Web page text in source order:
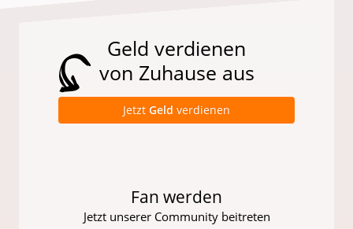
Geld verdienen
von Zuhause aus
Jetzt Geld verdienen
Fan werden
Jetzt unserer Community beitreten